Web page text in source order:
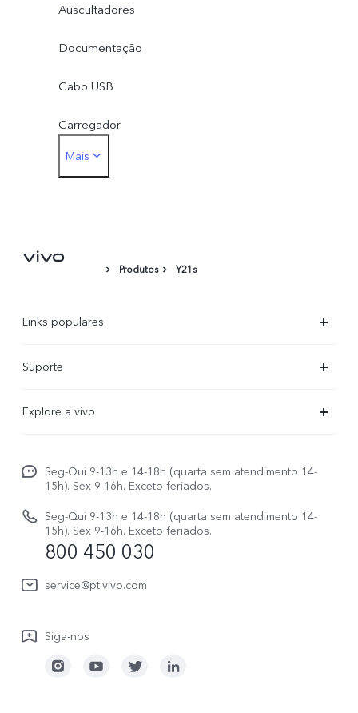
Auscultadores
Documentação
Cabo USB
Carregador
Ferramenta de Ejecção de Cartão
Mais
Produtos Y21s
Links populares
X300Pro
V70 FE
Watch GT 2
Suporte
Atualização do sistema
Manual do utilizador
Atualizar registo
Política de garantia
Explore a vivo
Carreiras ao vivo
Avisos legais
Sobre nós
Seg-Qui 9-13h e 14-18h (quarta sem atendimento 14-
15h). Sex 9-16h. Exceto feriados.
Seg-Qui 9-13h e 14-18h (quarta sem atendimento 14-
15h). Sex 9-16h. Exceto feriados.
800 450 030
service@pt.vivo.com
Siga-nos